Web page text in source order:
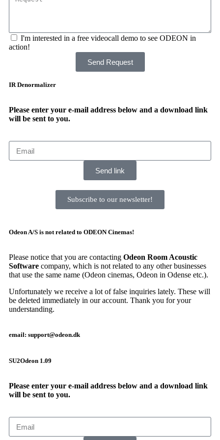
I'm interested in a free videocall demo to see ODEON in
action!
Send Request
IR Denormalizer
Please enter your e-mail address below and a download link
will be sent to you.
Send link
Subscribe to our newsletter!
Odeon A/S is not related to ODEON Cinemas!
Please notice that you are contacting Odeon Room Acoustic
Software company, which is not related to any other businesses
that use the same name (Odeon cinemas, Odeon in Odense etc.).
Unfortunately we receive a lot of false inquiries lately. These will
be deleted immediately in our account. Thank you for your
understanding.
email: support@odeon.dk
SU2Odeon 1.09
Please enter your e-mail address below and a download link
will be sent to you.